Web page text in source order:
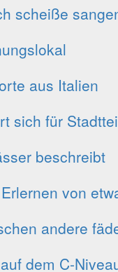
scheiße
aus Italien
sich für
beschreibt
von
andere
dem C-